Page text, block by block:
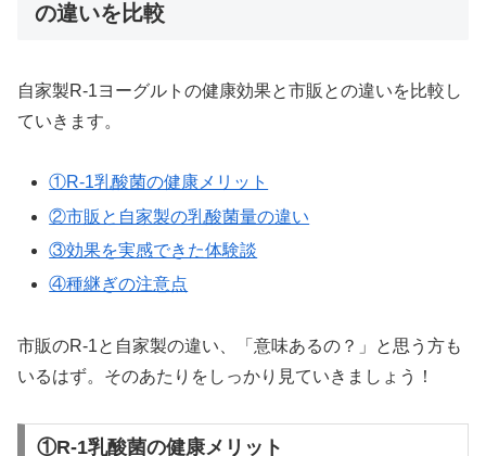
の違いを比較
自家製R-1ヨーグルトの健康効果と市販との違いを比較し
ていきます。
①R-1乳酸菌の健康メリット
②市販と自家製の乳酸菌量の違い
③効果を実感できた体験談
④種継ぎの注意点
市販のR-1と自家製の違い、「意味あるの？」と思う方も
いるはず。そのあたりをしっかり見ていきましょう！
①R-1乳酸菌の健康メリット